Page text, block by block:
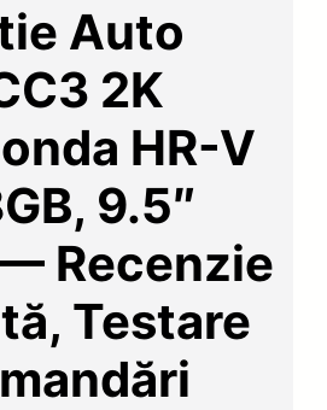
Auto
2K
HR-V
9.5″
Recenzie
Testare